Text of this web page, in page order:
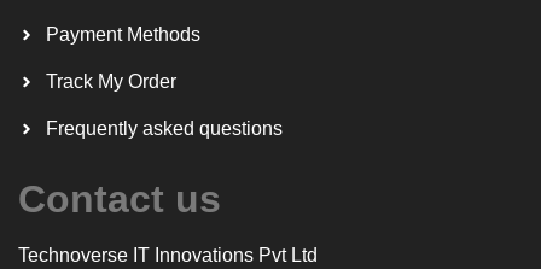
Payment Methods
Track My Order
Frequently asked questions
Contact us
Technoverse IT Innovations Pvt Ltd